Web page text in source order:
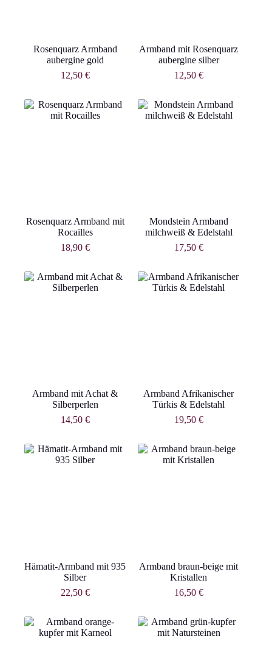
Rosenquarz Armband
aubergine gold
12,50 €
Armband mit Rosenquarz
aubergine silber
12,50 €
Rosenquarz Armband mit
Rocailles
18,90 €
Mondstein Armband
milchweiß & Edelstahl
17,50 €
Armband mit Achat &
Silberperlen
14,50 €
Armband Afrikanischer
Türkis & Edelstahl
19,50 €
Hämatit-Armband mit 935
Silber
22,50 €
Armband braun-beige mit
Kristallen
16,50 €